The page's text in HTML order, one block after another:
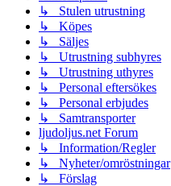
↳ Stulen utrustning
↳ Köpes
↳ Säljes
↳ Utrustning subhyres
↳ Utrustning uthyres
↳ Personal eftersökes
↳ Personal erbjudes
↳ Samtransporter
ljudoljus.net Forum
↳ Information/Regler
↳ Nyheter/omröstningar
↳ Förslag